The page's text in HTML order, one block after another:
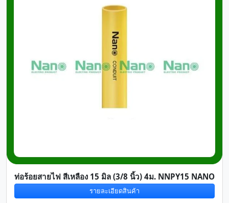
ท่อร้อยสายไฟ สีเหลือง 15 มิล (3/8 นิ้ว) 4ม. NNPY15 NANO
รายละเอียดสินค้า